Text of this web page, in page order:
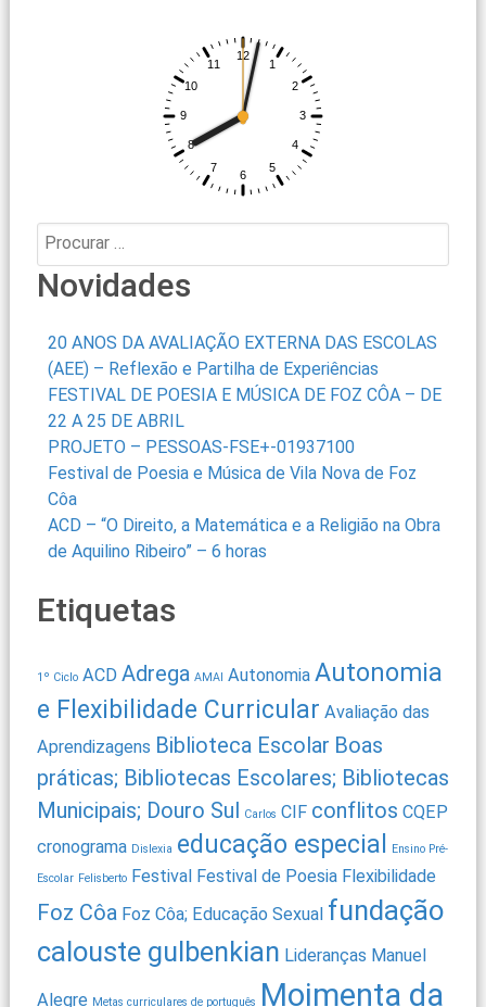
Procurar:
Novidades
20 ANOS DA AVALIAÇÃO EXTERNA DAS ESCOLAS
(AEE) – Reflexão e Partilha de Experiências
FESTIVAL DE POESIA E MÚSICA DE FOZ CÔA – DE
22 A 25 DE ABRIL
PROJETO – PESSOAS-FSE+-01937100
Festival de Poesia e Música de Vila Nova de Foz
Côa
ACD – “O Direito, a Matemática e a Religião na Obra
de Aquilino Ribeiro” – 6 horas
Etiquetas
1º Ciclo ACD Adrega AMAI Autonomia Autonomia
e Flexibilidade Curricular Avaliação das
Aprendizagens Biblioteca Escolar Boas
práticas; Bibliotecas Escolares; Bibliotecas
Municipais; Douro Sul Carlos CIF conflitos CQEP
cronograma Dislexia educação especial Ensino Pré-
Escolar Felisberto Festival Festival de Poesia Flexibilidade
Foz Côa Foz Côa; Educação Sexual fundação
calouste gulbenkian Lideranças Manuel
Alegre Metas curriculares de português Moimenta da